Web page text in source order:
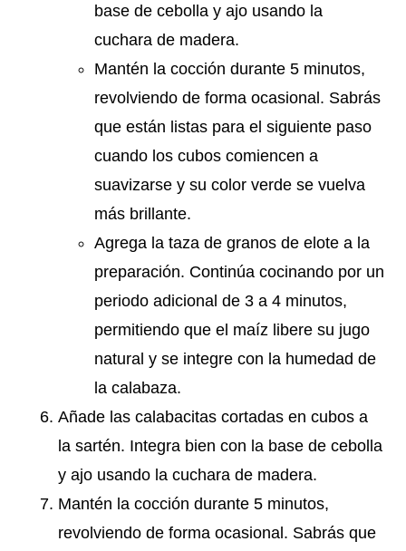
base de cebolla y ajo usando la
cuchara de madera.
Mantén la cocción durante 5 minutos,
revolviendo de forma ocasional. Sabrás
que están listas para el siguiente paso
cuando los cubos comiencen a
suavizarse y su color verde se vuelva
más brillante.
Agrega la taza de granos de elote a la
preparación. Continúa cocinando por un
periodo adicional de 3 a 4 minutos,
permitiendo que el maíz libere su jugo
natural y se integre con la humedad de
la calabaza.
Añade las calabacitas cortadas en cubos a
la sartén. Integra bien con la base de cebolla
y ajo usando la cuchara de madera.
Mantén la cocción durante 5 minutos,
revolviendo de forma ocasional. Sabrás que